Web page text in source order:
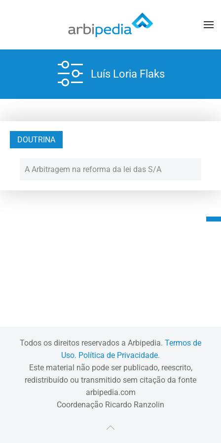
Luís Loria Flaks
DOUTRINA
A Arbitragem na reforma da lei das S/A
Todos os direitos reservados a Arbipedia. Termos de
Uso. Política de Privacidade.
Este material não pode ser publicado, reescrito,
redistribuído ou transmitido sem citação da fonte
arbipedia.com
Coordenação Ricardo Ranzolin